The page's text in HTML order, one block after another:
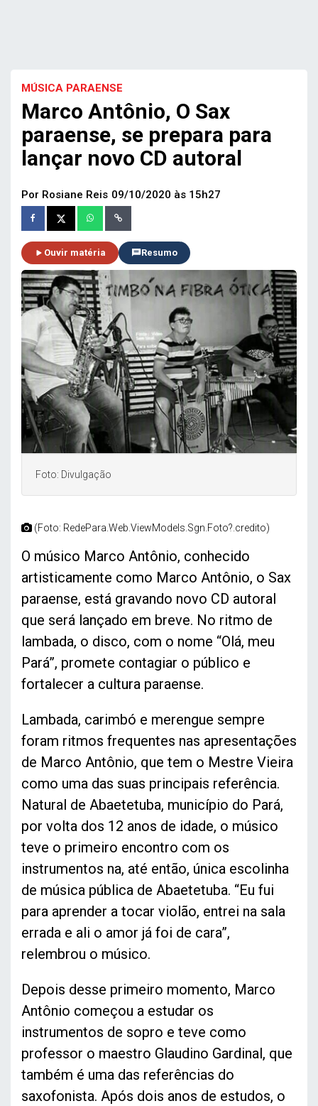
MÚSICA PARAENSE
Marco Antônio, O Sax
paraense, se prepara para
lançar novo CD autoral
Por Rosiane Reis 09/10/2020 às 15h27
Ouvir matéria Resumo
Foto: Divulgação
(Foto: RedePara.Web.ViewModels.Sgn.Foto?.credito)
O músico Marco Antônio, conhecido
artisticamente como Marco Antônio, o Sax
paraense, está gravando novo CD autoral
que será lançado em breve. No ritmo de
lambada, o disco, com o nome “Olá, meu
Pará”, promete contagiar o público e
fortalecer a cultura paraense.
Lambada, carimbó e merengue sempre
foram ritmos frequentes nas apresentações
de Marco Antônio, que tem o Mestre Vieira
como uma das suas principais referência.
Natural de Abaetetuba, município do Pará,
por volta dos 12 anos de idade, o músico
teve o primeiro encontro com os
instrumentos na, até então, única escolinha
de música pública de Abaetetuba. “Eu fui
para aprender a tocar violão, entrei na sala
errada e ali o amor já foi de cara”,
relembrou o músico.
Depois desse primeiro momento, Marco
Antônio começou a estudar os
instrumentos de sopro e teve como
professor o maestro Glaudino Gardinal, que
também é uma das referências do
saxofonista. Após dois anos de estudos, o